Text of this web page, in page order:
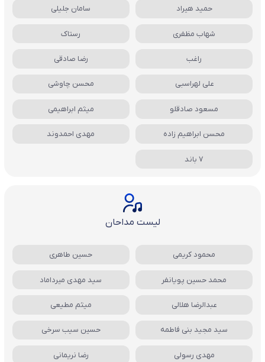
حمید هیراد سامان جلیلی
شهاب مظفری رستاک
راغب رضا صادقی
علی لهراسبی محسن چاوشی
مسعود صادقلو میثم ابراهیمی
محسن ابراهیم زاده مهدی احمدوند
7 باند
لیست مداحان
محمود کریمی حسین طاهری
محمد حسین پویانفر سید مهدی میرداماد
عبدالرضا هلالی میثم مطیعی
سید مجید بنی فاطمه حسین سیب سرخی
مهدی رسولی رضا نریمانی